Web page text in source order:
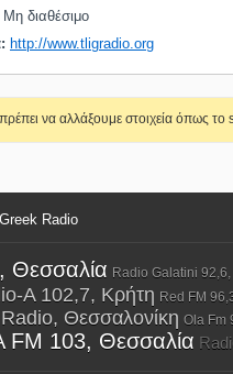
Μη διαθέσιμο
http://www.tligradio.org
να αλλάξουμε στοιχεία όπως
Radio
Θεσσαλία Radio Galatini 92,6,
A 102,7, Κρήτη Red FM
Θεσσαλονίκη Ola Fm
103, Θεσσαλία